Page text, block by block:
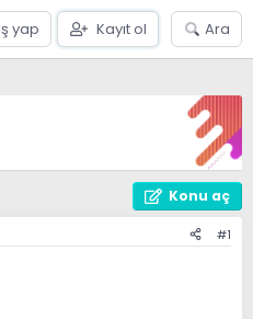
yap Kayıt ol Ara
Konu aç
#1